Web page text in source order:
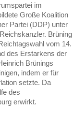
im
Große Koalition
Partei (DDP) unter
Brüning
vom 14.
des Erstarkens der
Brünings
indem er für
setzte. Da
des
erwirkt.